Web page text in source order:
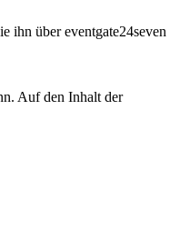
ihn über eventgate24seven
Auf den Inhalt der